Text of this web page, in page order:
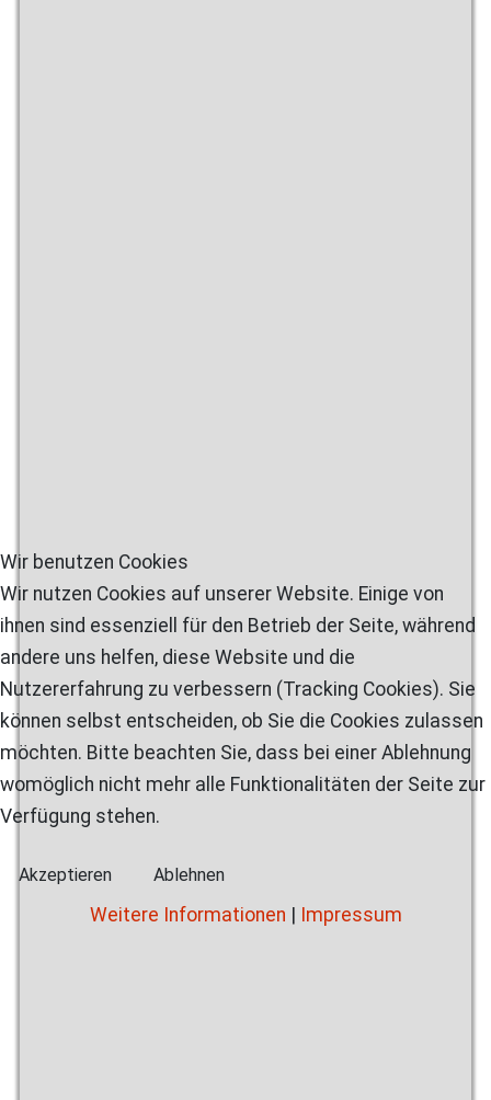
Wir benutzen Cookies
Wir nutzen Cookies auf unserer Website. Einige von
ihnen sind essenziell für den Betrieb der Seite, während
andere uns helfen, diese Website und die
Nutzererfahrung zu verbessern (Tracking Cookies). Sie
können selbst entscheiden, ob Sie die Cookies zulassen
möchten. Bitte beachten Sie, dass bei einer Ablehnung
womöglich nicht mehr alle Funktionalitäten der Seite zur
Verfügung stehen.
Akzeptieren Ablehnen
Weitere Informationen Impressum